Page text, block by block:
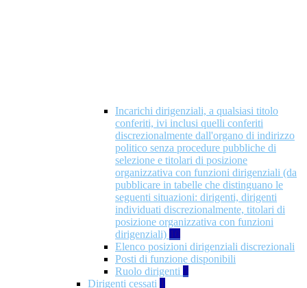
Incarichi dirigenziali, a qualsiasi titolo
conferiti, ivi inclusi quelli conferiti
discrezionalmente dall'organo di indirizzo
politico senza procedure pubbliche di
selezione e titolari di posizione
organizzativa con funzioni dirigenziali (da
pubblicare in tabelle che distinguano le
seguenti situazioni: dirigenti, dirigenti
individuati discrezionalmente, titolari di
posizione organizzativa con funzioni
dirigenziali) 10
Elenco posizioni dirigenziali discrezionali
Posti di funzione disponibili
Ruolo dirigenti 7
Dirigenti cessati 1